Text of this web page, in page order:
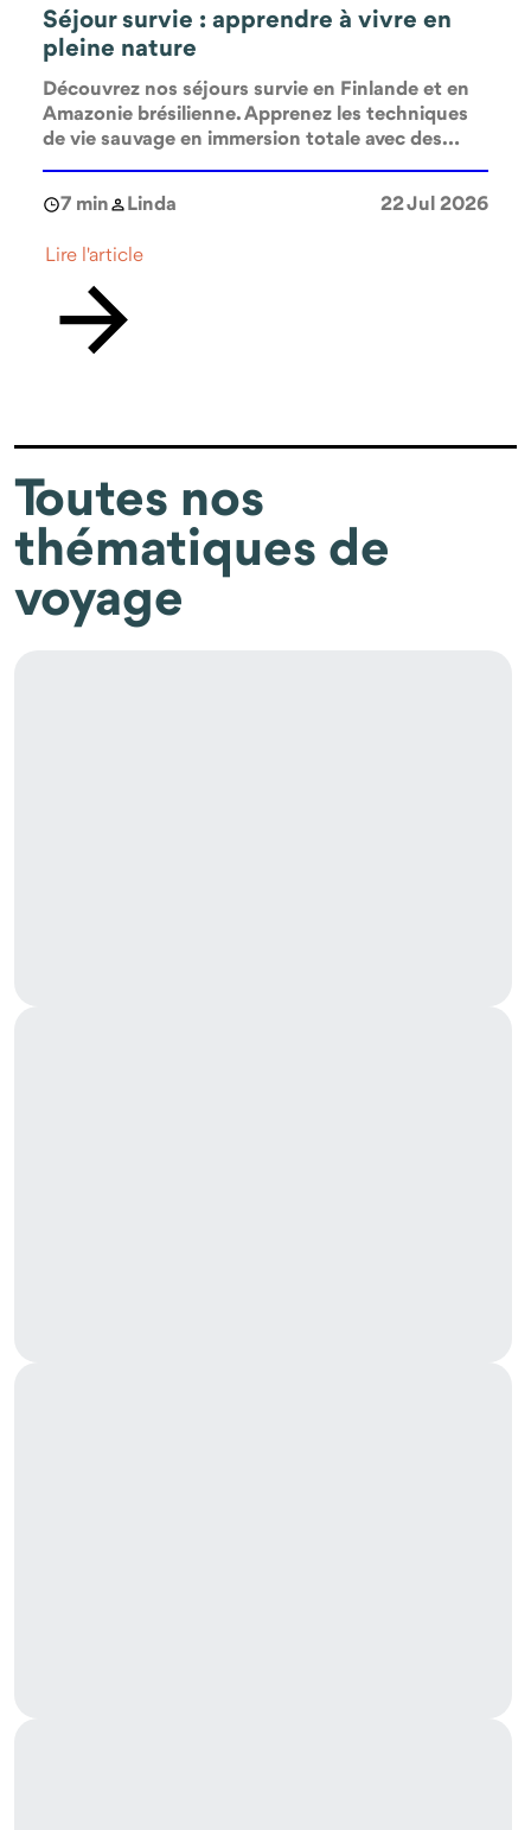
Séjour survie : apprendre à vivre en
pleine nature
Découvrez nos séjours survie en Finlande et en
Amazonie brésilienne. Apprenez les techniques
de vie sauvage en immersion totale avec des
guides locaux experts.
7 min
Linda 22 Jul 2026
Toutes nos
thématiques de
voyage